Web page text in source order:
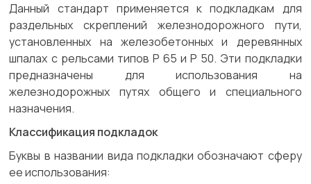
Данный стандарт применяется к подкладкам для
раздельных скреплений железнодорожного пути,
установленных на железобетонных и деревянных
шпалах с рельсами типов Р 65 и Р 50. Эти подкладки
предназначены для использования на
железнодорожных путях общего и специального
назначения.
Классификация подкладок
Буквы в названии вида подкладки обозначают сферу
ее использования: